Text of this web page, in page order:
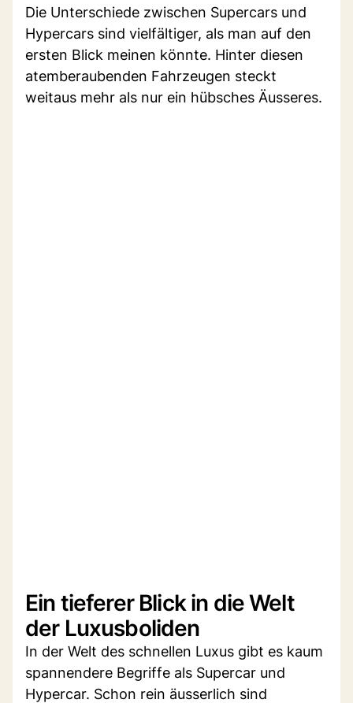
Die Unterschiede zwischen Supercars und
Hypercars sind vielfältiger, als man auf den
ersten Blick meinen könnte. Hinter diesen
atemberaubenden Fahrzeugen steckt
weitaus mehr als nur ein hübsches Äusseres.
Ein tieferer Blick in die Welt
der Luxusboliden
In der Welt des schnellen Luxus gibt es kaum
spannendere Begriffe als Supercar und
Hypercar. Schon rein äusserlich sind